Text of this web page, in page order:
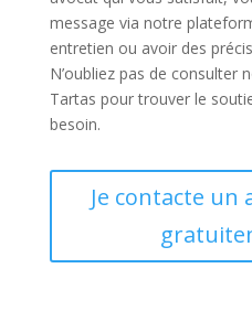
message via notre
entretien ou avoir des
N’oubliez pas de consulter
Tartas pour trouver le
besoin.
Je contacte un